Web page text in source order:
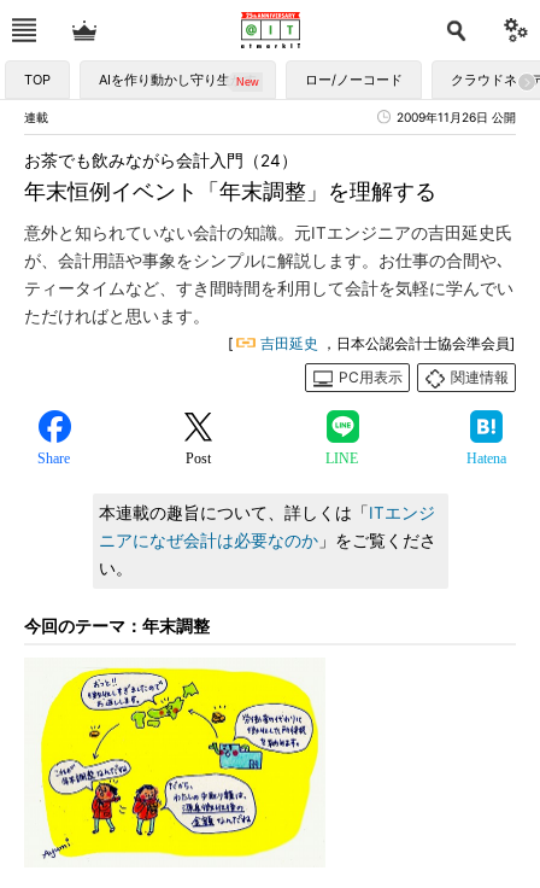
TOP AIを作り動かし守り生かす ロー/ノーコード クラウドネイ
連載 2009年11月26日 公開
年末恒例イベント「年末調整」を理解する
お茶でも飲みながら会計入門（24）
意外と知られていない会計の知識。元ITエンジニアの吉田延史氏
が、会計用語や事象をシンプルに解説します。お仕事の合間や､
ティータイムなど、すき間時間を利用して会計を気軽に学んでい
ただければと思います。
[ 吉田延史
，日本公認会計士協会準会員]
PC用表示
関連情報
Share Post LINE Hatena
本連載の趣旨について、詳しくは「ITエンジ
ニアになぜ会計は必要なのか」をご覧くださ
い。
今回のテーマ：年末調整